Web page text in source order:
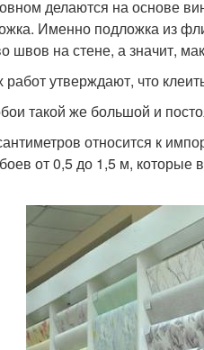
делаются на основе
Именно подложка из
швов на стене, а значит,
работ утверждают, что
такой же большой и
относится к
от 0,5 до 1,5 м, которые